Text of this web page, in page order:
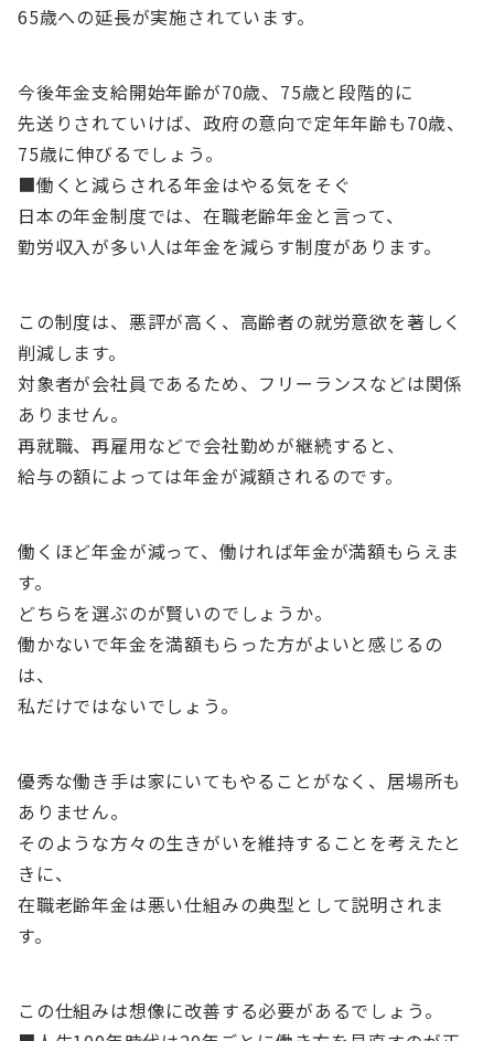
65歳への延長が実施されています。
今後年金支給開始年齢が70歳、75歳と段階的に
先送りされていけば、政府の意向で定年年齢も70歳、
75歳に伸びるでしょう。
■働くと減らされる年金はやる気をそぐ
日本の年金制度では、在職老齢年金と言って、
勤労収入が多い人は年金を減らす制度があります。
この制度は、悪評が高く、高齢者の就労意欲を著しく
削減します。
対象者が会社員であるため、フリーランスなどは関係
ありません。
再就職、再雇用などで会社勤めが継続すると、
給与の額によっては年金が減額されるのです。
働くほど年金が減って、働ければ年金が満額もらえま
す。
どちらを選ぶのが賢いのでしょうか。
働かないで年金を満額もらった方がよいと感じるの
は、
私だけではないでしょう。
優秀な働き手は家にいてもやることがなく、居場所も
ありません。
そのような方々の生きがいを維持することを考えたと
きに、
在職老齢年金は悪い仕組みの典型として説明されま
す。
この仕組みは想像に改善する必要があるでしょう。